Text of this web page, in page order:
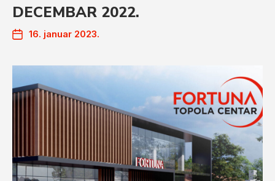
DECEMBAR 2022.
16. januar 2023.